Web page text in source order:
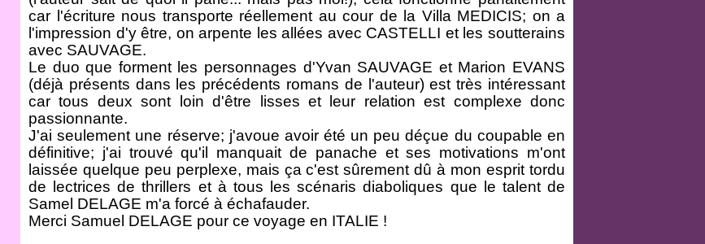
car l'écriture nous transporte réellement au cour de la Villa MEDICIS; on a
l'impression d'y être, on arpente les allées avec CASTELLI et les soutterains
avec SAUVAGE.
Le duo que forment les personnages d'Yvan SAUVAGE et Marion EVANS
(déjà présents dans les précédents romans de l'auteur) est très intéressant
car tous deux sont loin d'être lisses et leur relation est complexe donc
passionnante.
J'ai seulement une réserve; j'avoue avoir été un peu déçue du coupable en
définitive; j'ai trouvé qu'il manquait de panache et ses motivations m'ont
laissée quelque peu perplexe, mais ça c'est sûrement dû à mon esprit tordu
de lectrices de thrillers et à tous les scénaris diaboliques que le talent de
Samel DELAGE m'a forcé à échafauder.
Merci Samuel DELAGE pour ce voyage en ITALIE !